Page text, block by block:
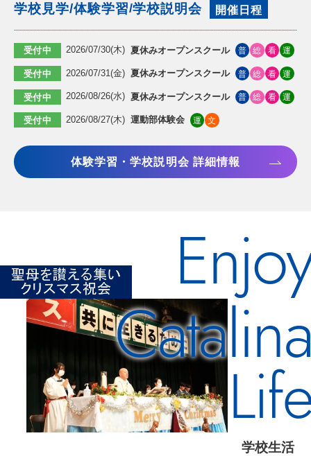
学校見学/体験学習/学校説明会 開催日程
受付中 2026/07/30(木) 夏休みオープンスクール 普 総 看 運
受付中 2026/07/31(金) 夏休みオープンスクール 普 総 看 運
受付中 2026/08/26(水) 夏休みオープンスクール 普 総 看 運
受付中 2026/08/27(木) 運動部体験会 運 文
体験学習・学校説明会 詳細情報
学校生活